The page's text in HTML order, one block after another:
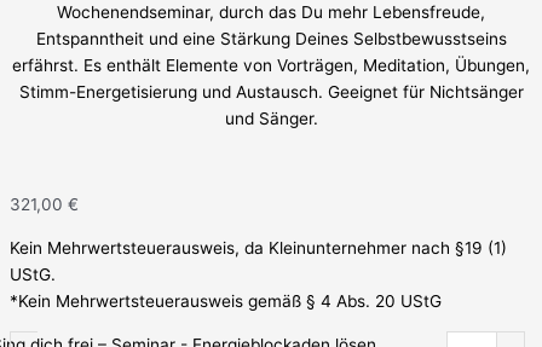
Wochenendseminar, durch das Du mehr Lebensfreude,
Entspanntheit und eine Stärkung Deines Selbstbewusstseins
erfährst. Es enthält Elemente von Vorträgen, Meditation, Übungen,
Stimm-Energetisierung und Austausch. Geeignet für Nichtsänger
und Sänger.
321,00 €
Kein Mehrwertsteuerausweis, da Kleinunternehmer nach §19 (1)
UStG.
*Kein Mehrwertsteuerausweis gemäß § 4 Abs. 20 UStG